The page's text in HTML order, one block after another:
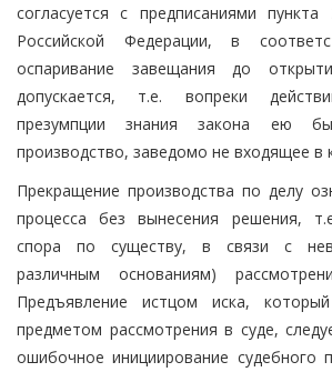
согласуется с предписаниями
Российской Федерации, в
оспаривание завещания до
допускается, т.е. вопреки
презумпции знания закона ею
производство, заведомо не входящее в
Прекращение производства по делу
процесса без вынесения решения,
спора по существу, в связи с
различным основаниям)
Предъявление истцом иска,
предметом рассмотрения в суде,
ошибочное инициирование судебного